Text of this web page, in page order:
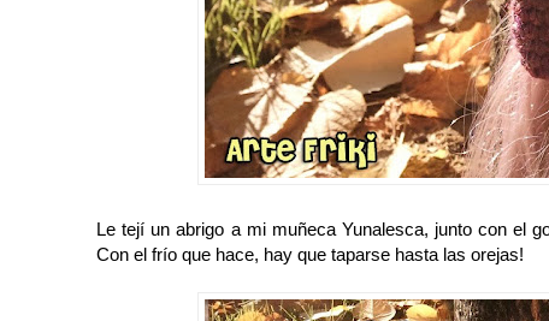
Le tejí un abrigo a mi muñeca Yunalesca, junto con el
Con el frío que hace, hay que taparse hasta las orejas!